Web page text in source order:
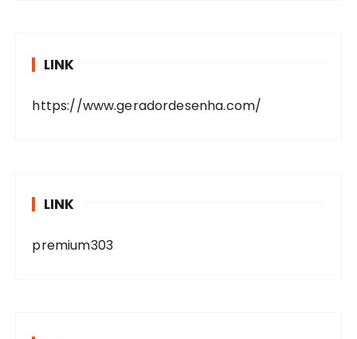
LINK
https://www.geradordesenha.com/
LINK
premium303